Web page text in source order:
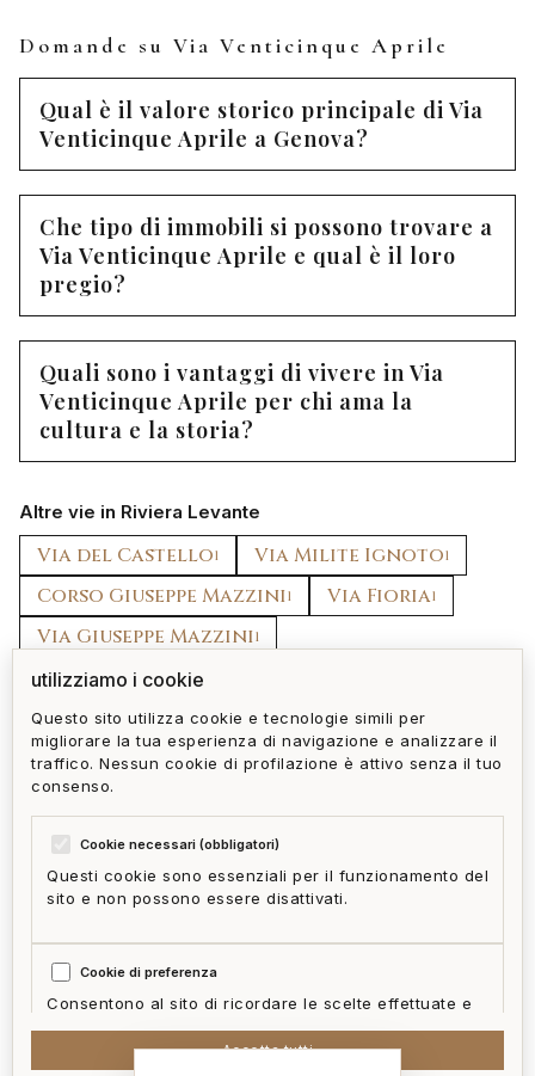
Domande su Via Venticinque Aprile
Qual è il valore storico principale di Via
Venticinque Aprile a Genova?
Che tipo di immobili si possono trovare a
Via Venticinque Aprile e qual è il loro
pregio?
Quali sono i vantaggi di vivere in Via
Venticinque Aprile per chi ama la
cultura e la storia?
Altre vie in Riviera Levante
Via del Castello1 Via Milite Ignoto1
Corso Giuseppe Mazzini1 Via Fioria1
Via Giuseppe Mazzini1
Via San Giovanni Bono
torna a riviera levante tutti gli immobili
McFrancis
mappa del sito
utilizziamo i cookie
Questo sito utilizza cookie e tecnologie simili per
migliorare la tua esperienza di navigazione e analizzare il
traffico. Nessun cookie di profilazione è attivo senza il tuo
consenso.
Cookie necessari (obbligatori)
Questi cookie sono essenziali per il funzionamento del
sito e non possono essere disattivati.
Cookie di preferenza
Consentono al sito di ricordare le scelte effettuate e
Accetta tutti